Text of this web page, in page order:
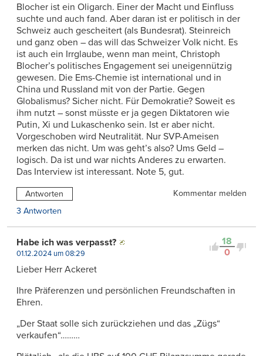
Blocher ist ein Oligarch. Einer der Macht und Einfluss
suchte und auch fand. Aber daran ist er politisch in der
Schweiz auch gescheitert (als Bundesrat). Steinreich
und ganz oben – das will das Schweizer Volk nicht. Es
ist auch ein Irrglaube, wenn man meint, Christoph
Blocher’s politisches Engagement sei uneigennützig
gewesen. Die Ems-Chemie ist international und in
China und Russland mit von der Partie. Gegen
Globalismus? Sicher nicht. Für Demokratie? Soweit es
ihm nutzt – sonst müsste er ja gegen Diktatoren wie
Putin, Xi und Lukaschenko sein. Ist er aber nicht.
Vorgeschoben wird Neutralität. Nur SVP-Ameisen
merken das nicht. Um was geht’s also? Ums Geld –
logisch. Da ist und war nichts Anderes zu erwarten.
Das Interview ist interessant. Note 5, gut.
Antworten
Kommentar melden
3 Antworten
18
0
Habe ich was verpasst?
01.12.2024 um 08:29
Lieber Herr Ackeret
Ihre Präferenzen und persönlichen Freundschaften in
Ehren.
„Der Staat solle sich zurückziehen und das „Zügs“
verkaufen“………